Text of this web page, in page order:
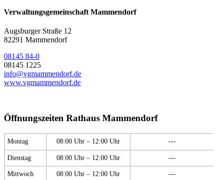
Verwaltungsgemeinschaft Mammendorf
Augsburger Straße 12
82291 Mammendorf
08145 84-0
08145 1225
info@vgmammendorf.de
www.vgmammendorf.de
Öffnungszeiten Rathaus Mammendorf
Montag 08:00 Uhr – 12:00 Uhr ---
Dienstag 08:00 Uhr – 12:00 Uhr ---
Mittwoch 08:00 Uhr – 12:00 Uhr ---